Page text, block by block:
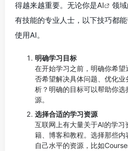
得越来越重要。无论你是AI
领
有技能的专业人士，以下技巧都
使用AI。
明确学习目标
在开始学习之前，明确你希
否希望解决具体问题、优化
析？明确的目标可以帮助你
源。
选择合适的学习资源
互联网上有大量关于AI的学习
籍、博客和教程。选择那些
自己水平的资源，比如